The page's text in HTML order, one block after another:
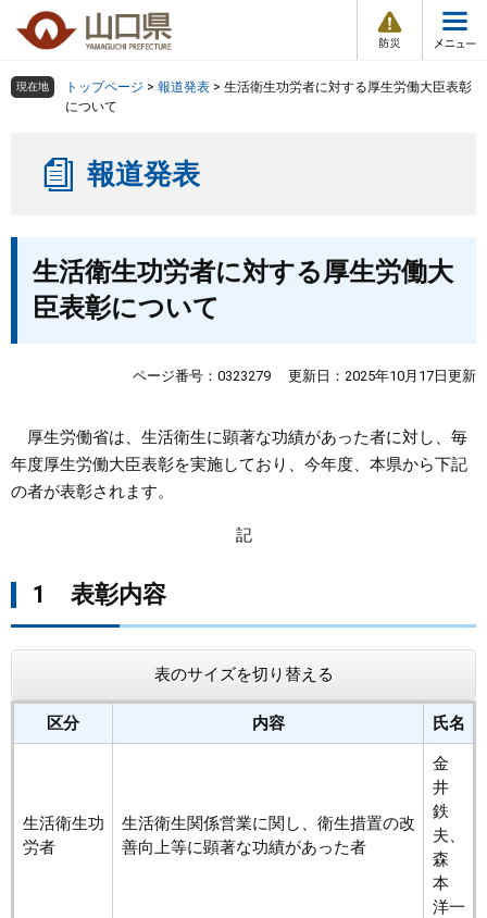
の
ー
情
報
メ
ュ
組織で探す
くらし・環境
しごと・産業・観光
県政情報
検索の仕方 組織で探す
現在地 トップページ > 報道発表 > 生活衛生功労者に対する厚生労働大臣表彰
について
報道発表
生活衛生功労者に対する厚生労働大
臣表彰について
ページ番号：0323279 更新日：2025年10月17日更新
厚生労働省は、生活衛生に顕著な功績があった者に対し、毎
年度厚生労働大臣表彰を実施しており、今年度、本県から下記
の者が表彰されます。
記
1 表彰内容
表のサイズを切り替える
区分 内容 氏名
生活衛生功
労者
生活衛生関係営業に関し、衛生措置の改
善向上等に顕著な功績があった者
金
井
鉄
夫、
森
本
洋一